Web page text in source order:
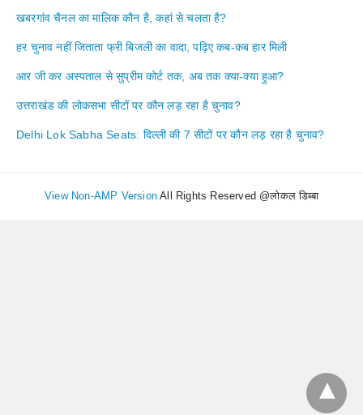
खबरगांव चैनल का मालिक कौन है, कहां से चलता है?
हर चुनाव नहीं जिताता फ्री बिजली का वादा, पढ़िए कब-कब हार मिली
आर जी कर अस्पताल से सुप्रीम कोर्ट तक, अब तक क्या-क्या हुआ?
उत्तराखंड की लोकसभा सीटों पर कौन लड़ रहा है चुनाव?
Delhi Lok Sabha Seats: दिल्ली की 7 सीटों पर कौन लड़ रहा है चुनाव?
View Non-AMP Version All Rights Reserved @लोकल डिब्बा